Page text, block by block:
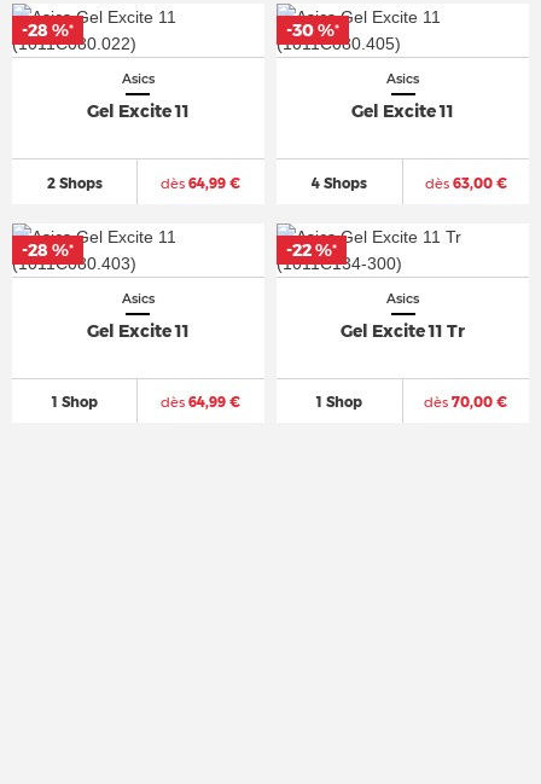
Asics
Gel Excite 11
2 Shops dès 64,99 €
-28 %*
-28 %*
Asics
Gel Excite 11
4 Shops dès63,00 €
-30 %*
-30 %*
Asics
Gel Excite 11
1 Shop dès 64,99 €
-28 %*
-28 %*
Asics
Gel Excite 11 Tr
1 Shop dès 70,00 €
-22 %*
-22 %*